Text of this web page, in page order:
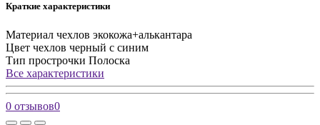
Краткие характеристики
Материал чехлов экокожа+алькантара
Цвет чехлов черный с синим
Тип прострочки Полоска
Все характеристики
0 отзывов0